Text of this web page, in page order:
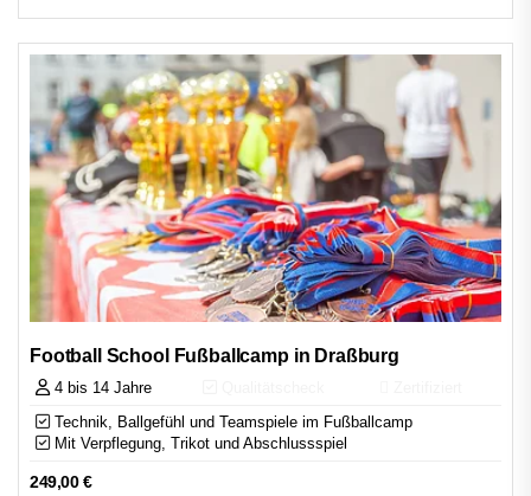
Football School Fußballcamp in Draßburg
4 bis 14 Jahre
Technik, Ballgefühl und Teamspiele im Fußballcamp
Mit Verpflegung, Trikot und Abschlussspiel
249,00€